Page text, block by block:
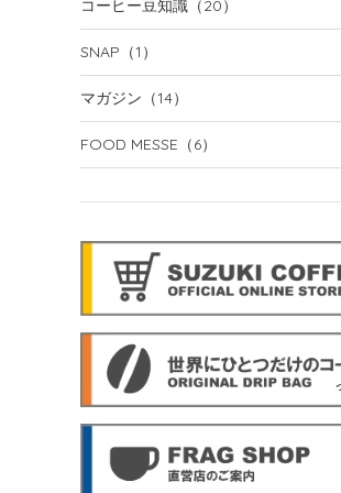
コーヒー豆知識 （20）
SNAP （1）
マガジン （14）
FOOD MESSE （6）